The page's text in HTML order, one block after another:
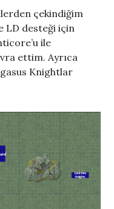
çekindiğim
LD desteği için
ile
ettim. Ayrıca
Knightlar